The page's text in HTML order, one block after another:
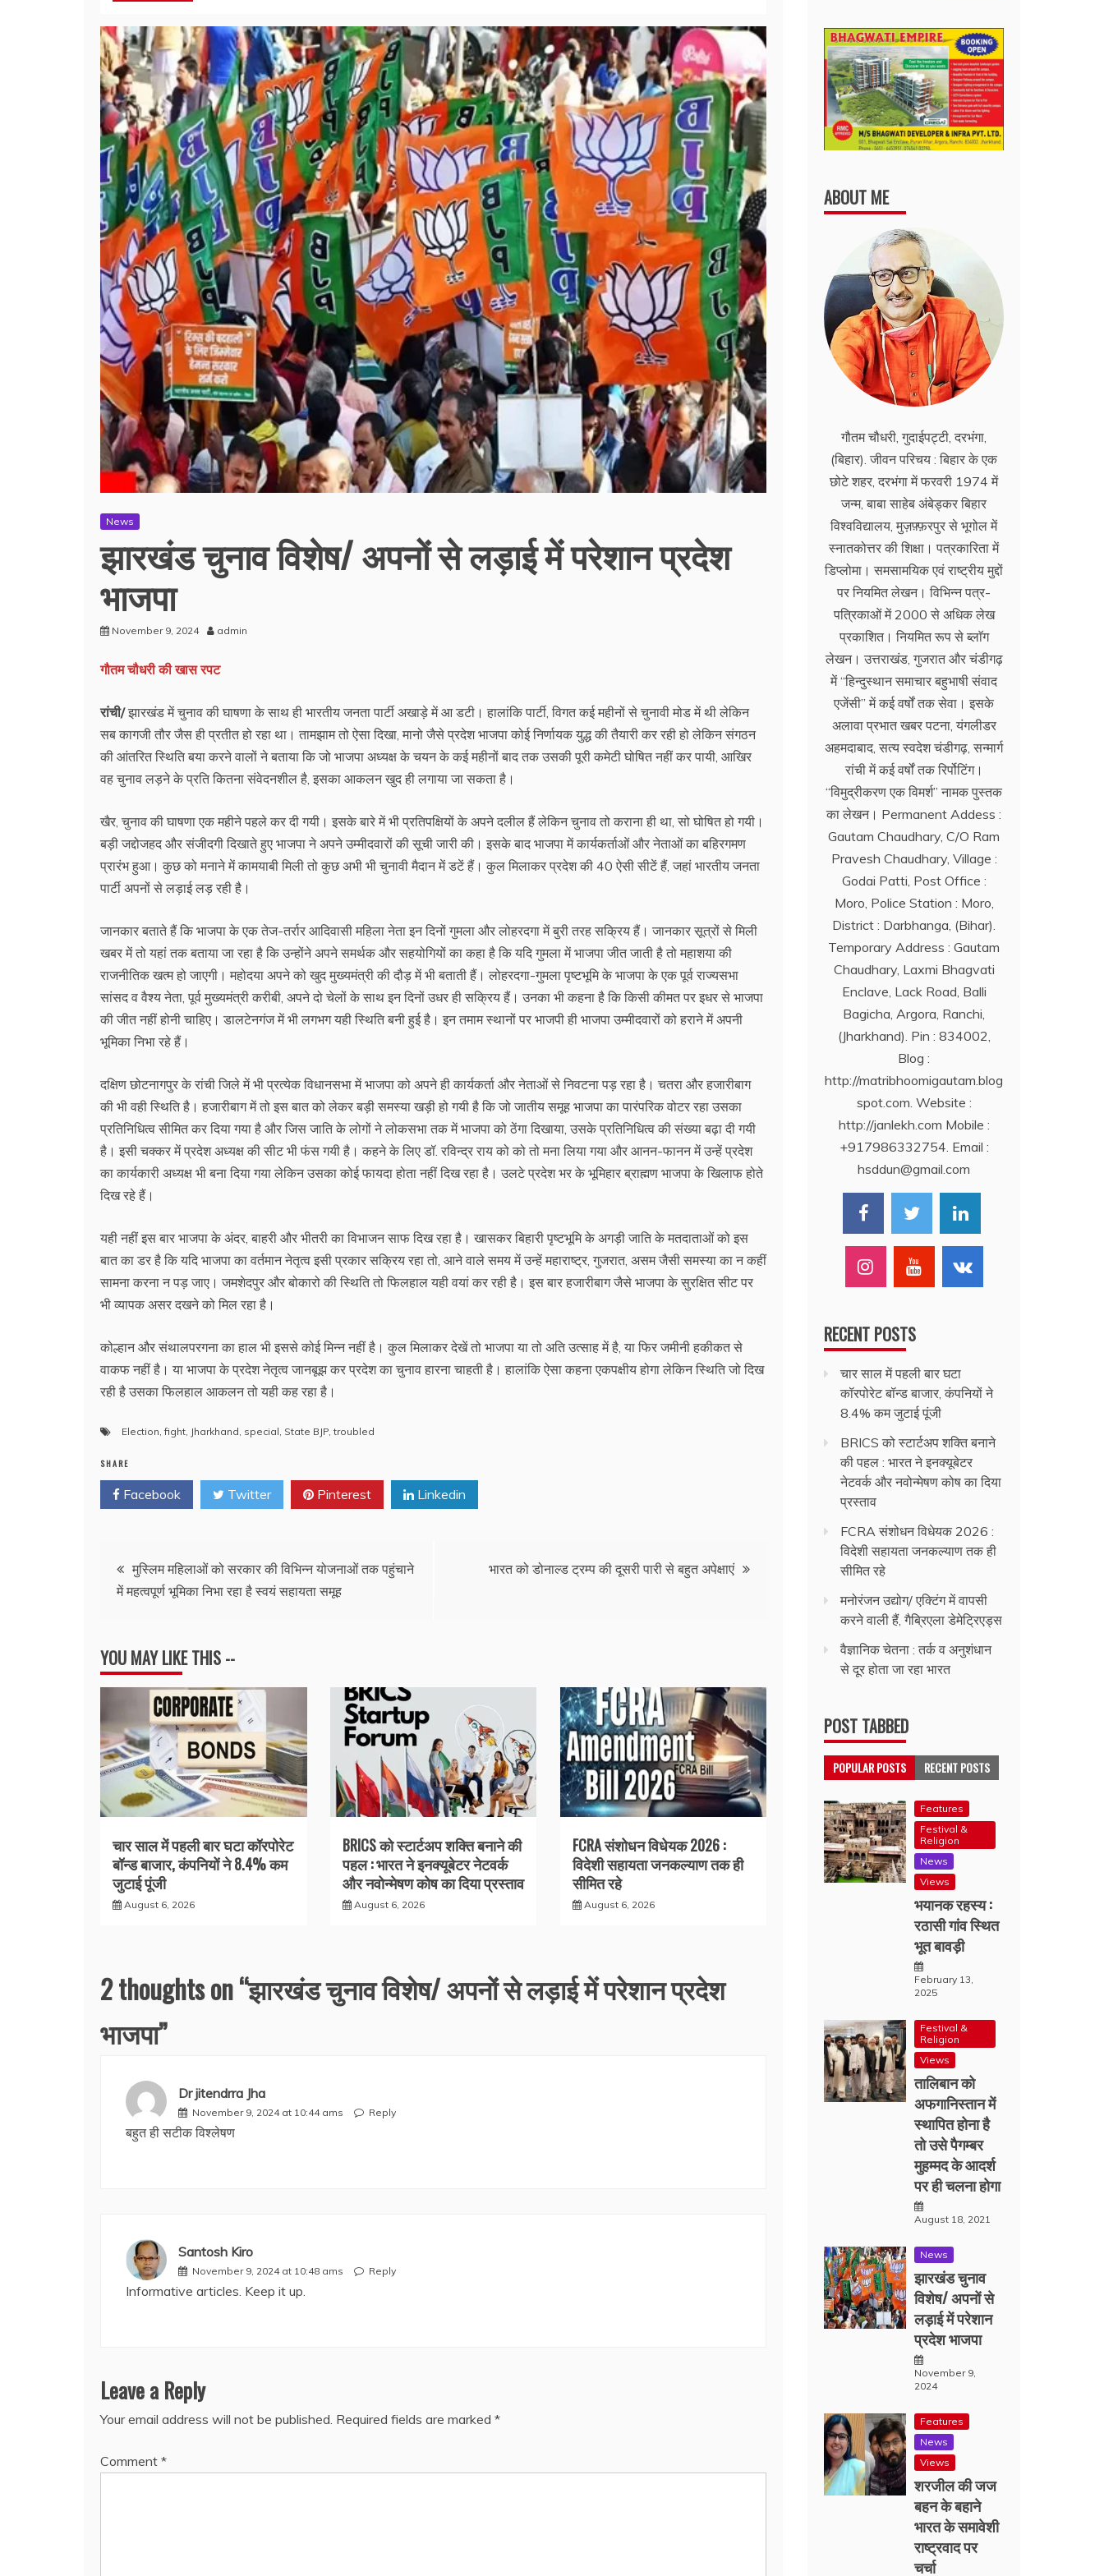
News
झारखंड चुनाव विशेष/ अपनों से लड़ाई में परेशान प्रदेश
भाजपा
November 9, 2024 admin
गौतम चौधरी की खास रपट
रांची/झारखंड में चुनाव की घाषणा के साथ ही भारतीय जनता पार्टी अखाड़े में आ डटी। हालांकि पार्टी, विगत कई महीनों से चुनावी मोड में थी लेकिन
सब कागजी तौर जैस ही प्रतीत हो रहा था। तामझाम तो ऐसा दिखा, मानो जैसे प्रदेश भाजपा कोई निर्णायक युद्ध की तैयारी कर रही हो लेकिन संगठन
की आंतरित स्थिति बया करने वालों ने बताया कि जो भाजपा अध्यक्ष के चयन के कई महीनों बाद तक उसकी पूरी कमेटी घोषित नहीं कर पायी, आखिर
वह चुनाव लड़ने के प्रति कितना संवेदनशील है, इसका आकलन खुद ही लगाया जा सकता है।
खैर, चुनाव की घाषणा एक महीने पहले कर दी गयी। इसके बारे में भी प्रतिपक्षियों के अपने दलील हैं लेकिन चुनाव तो कराना ही था, सो घोषित हो गयी।
बड़ी जद्दोजहद और संजीदगी दिखाते हुए भाजपा ने अपने उम्मीदवारों की सूची जारी की। इसके बाद भाजपा में कार्यकर्ताओं और नेताओं का बहिरगमण
प्रारंभ हुआ। कुछ को मनाने में कामयाबी मिली तो कुछ अभी भी चुनावी मैदान में डटें हैं। कुल मिलाकर प्रदेश की 40 ऐसी सीटें हैं, जहां भारतीय जनता
पार्टी अपनों से लड़ाई लड़ रही है।
जानकार बताते हैं कि भाजपा के एक तेज-तर्रार आदिवासी महिला नेता इन दिनों गुमला और लोहरदगा में बुरी तरह सक्रिय हैं। जानकार सूत्रों से मिली
खबर में तो यहां तक बताया जा रहा है कि उन्होंने अपने समर्थक और सहयोगियों का कहा है कि यदि गुमला में भाजपा जीत जाती है तो महाशया की
राजनीतिक खत्म हो जाएगी। महोदया अपने को खुद मुख्यमंत्री की दौड़ में भी बताती हैं। लोहरदगा-गुमला पृष्टभूमि के भाजपा के एक पूर्व राज्यसभा
सांसद व वैश्य नेता, पूर्व मुख्यमंत्री करीबी, अपने दो चेलों के साथ इन दिनों उधर ही सक्रिय हैं। उनका भी कहना है कि किसी कीमत पर इधर से भाजपा
की जीत नहीं होनी चाहिए। डालटेनगंज में भी लगभग यही स्थिति बनी हुई है। इन तमाम स्थानों पर भाजपी ही भाजपा उम्मीदवारों को हराने में अपनी
भूमिका निभा रहे हैं।
दक्षिण छोटनागपुर के रांची जिले में भी प्रत्येक विधानसभा में भाजपा को अपने ही कार्यकर्ता और नेताओं से निवटना पड़ रहा है। चतरा और हजारीबाग
की भी वही स्थिति है। हजारीबाग में तो इस बात को लेकर बड़ी समस्या खड़ी हो गयी है कि जो जातीय समूह भाजपा का पारंपरिक वोटर रहा उसका
प्रतिनिधित्व सीमित कर दिया गया है और जिस जाति के लोगों ने लोकसभा तक में भाजपा को ठेंगा दिखाया, उसके प्रतिनिधित्व की संख्या बढ़ा दी गयी
है। इसी चक्कर में प्रदेश अध्यक्ष की सीट भी फंस गयी है। कहने के लिए डॉ. रविन्द्र राय को को तो मना लिया गया और आनन-फानन में उन्हें प्रदेश
का कार्यकारी अध्यक्ष भी बना दिया गया लेकिन उसका कोई फायदा होता नहीं दिख रहा है। उलटे प्रदेश भर के भूमिहार ब्राह्मण भाजपा के खिलाफ होते
दिख रहे हैं।
यही नहीं इस बार भाजपा के अंदर, बाहरी और भीतरी का विभाजन साफ दिख रहा है। खासकर बिहारी पृष्टभूमि के अगड़ी जाति के मतदाताओं को इस
बात का डर है कि यदि भाजपा का वर्तमान नेतृत्व इसी प्रकार सक्रिय रहा तो, आने वाले समय में उन्हें महाराष्ट्र, गुजरात, असम जैसी समस्या का न कहीं
सामना करना न पड़ जाए। जमशेदपुर और बोकारो की स्थिति तो फिलहाल यही वयां कर रही है। इस बार हजारीबाग जैसे भाजपा के सुरक्षित सीट पर
भी व्यापक असर दखने को मिल रहा है।
कोल्हान और संथालपरगना का हाल भी इससे कोई मिन्न नहीं है। कुल मिलाकर देखें तो भाजपा या तो अति उत्साह में है, या फिर जमीनी हकीकत से
वाकफ नहीं है। या भाजपा के प्रदेश नेतृत्व जानबूझ कर प्रदेश का चुनाव हारना चाहती है। हालांकि ऐसा कहना एकपक्षीय होगा लेकिन स्थिति जो दिख
रही है उसका फिलहाल आकलन तो यही कह रहा है।
Election ,fight Jharkhand special State BJP ,troubled
SHARE
Facebook Twitter Pinterest Linkedin
Post
navigation
मुस्लिम महिलाओं को सरकार की विभिन्न योजनाओं तक पहुंचाने
में महत्वपूर्ण भूमिका निभा रहा है स्वयं सहायता समूह
भारत को डोनाल्ड ट्रम्प की दूसरी पारी से बहुत अपेक्षाएं
YOU MAY LIKE THIS --
चार साल में पहली बार घटा कॉरपोरेट
बॉन्ड बाजार, कंपनियों ने 8.4% कम
जुटाई पूंजी
August 6, 2026
BRICS को स्टार्टअप शक्ति बनाने की
पहल : भारत ने इनक्यूबेटर नेटवर्क
और नवोन्मेषण कोष का दिया प्रस्ताव
August 6, 2026
FCRA संशोधन विधेयक 2026 :
विदेशी सहायता जनकल्याण तक ही
सीमित रहे
August 6, 2026
2 thoughts on “झारखंड चुनाव विशेष/ अपनों से लड़ाई में परेशान प्रदेश
भाजपा”
Dr jitendrra Jha
November 9, 2024 at 10:44 ams Reply
बहुत ही सटीक विश्लेषण
Santosh Kiro
November 9, 2024 at 10:48 ams Reply
Informative articles. Keep it up.
Leave a Reply
Your email address will not be published. Required fields are marked *
Comment *
ABOUT ME
गौतम चौधरी, गुदाईपट्टी, दरभंगा,
(बिहार). जीवन परिचय : बिहार के एक
छोटे शहर, दरभंगा में फरवरी 1974 में
जन्म, बाबा साहेब अंबेड्कर बिहार
विश्वविद्यालय, मुज़फ़्फ़रपुर से भूगोल में
स्नातकोत्तर की शिक्षा। पत्रकारिता में
डिप्लोमा। समसामयिक एवं राष्ट्रीय मुद्दों
पर नियमित लेखन। विभिन्न पत्र-
पत्रिकाओं में 2000 से अधिक लेख
प्रकाशित। नियमित रूप से ब्लाॅग
लेखन। उत्तराखंड, गुजरात और चंडीगढ़
में ‘‘हिन्दुस्थान समाचार बहुभाषी संवाद
एजेंसी’’ में कई वर्षों तक सेवा। इसके
अलावा प्रभात खबर पटना, यंगलीडर
अहमदाबाद, सत्य स्वदेश चंडीगढ़, सन्मार्ग
रांची में कई वर्षों तक रिर्पोटिंग।
‘‘विमुद्रीकरण एक विमर्श’’ नामक पुस्तक
का लेखन। Permanent Addess :
Gautam Chaudhary, C/O Ram
Pravesh Chaudhary, Village :
Godai Patti, Post Office :
Moro, Police Station : Moro,
District : Darbhanga, (Bihar).
Temporary Address : Gautam
Chaudhary, Laxmi Bhagvati
Enclave, Lack Road, Balli
Bagicha, Argora, Ranchi,
(Jharkhand). Pin : 834002,
Blog :
http://matribhoomigautam.blog
spot.com. Website :
http://janlekh.com Mobile :
+917986332754. Email :
hsddun@gmail.com
RECENT POSTS
चार साल में पहली बार घटा
कॉरपोरेट बॉन्ड बाजार, कंपनियों ने
8.4% कम जुटाई पूंजी
BRICS को स्टार्टअप शक्ति बनाने
की पहल : भारत ने इनक्यूबेटर
नेटवर्क और नवोन्मेषण कोष का दिया
प्रस्ताव
FCRA संशोधन विधेयक 2026 :
विदेशी सहायता जनकल्याण तक ही
सीमित रहे
मनोरंजन उद्योग/ एक्टिंग में वापसी
करने वाली हैं, गैब्रिएला डेमेट्रिएड्स
वैज्ञानिक चेतना : तर्क व अनुशंधान
से दूर होता जा रहा भारत
POST TABBED
POPULAR POSTS RECENT POSTS
Features
Festival &
Religion
News
Views
भयानक रहस्य :
रठासी गांव स्थित
भूत बावड़ी
February 13,
2025
Festival &
Religion
Views
तालिबान को
अफगानिस्तान में
स्थापित होना है
तो उसे पैगम्बर
मुहम्मद के आदर्श
पर ही चलना होगा
August 18, 2021
News
झारखंड चुनाव
विशेष/ अपनों से
लड़ाई में परेशान
प्रदेश भाजपा
November 9,
2024
Features
News
Views
शरजील की जज
बहन के बहाने
भारत के समावेशी
राष्ट्रवाद पर
चर्चा